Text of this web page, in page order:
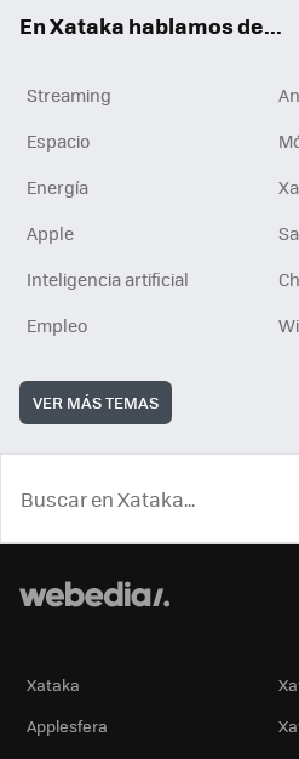
En Xataka hablamos de...
Streaming
Espacio
Energía
Apple
Inteligencia artificial
Empleo
VER MÁS TEMAS
Xataka
Applesfera